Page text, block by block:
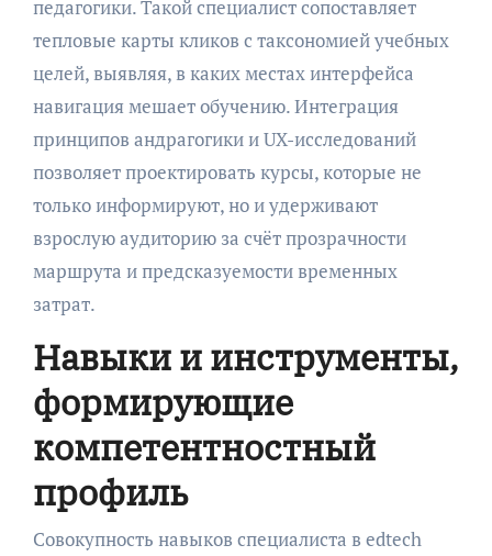
педагогики. Такой специалист сопоставляет
тепловые карты кликов с таксономией учебных
целей, выявляя, в каких местах интерфейса
навигация мешает обучению. Интеграция
принципов андрагогики и UX-исследований
позволяет проектировать курсы, которые не
только информируют, но и удерживают
взрослую аудиторию за счёт прозрачности
маршрута и предсказуемости временных
затрат.
Навыки и инструменты,
формирующие
компетентностный
профиль
Совокупность навыков специалиста в edtech